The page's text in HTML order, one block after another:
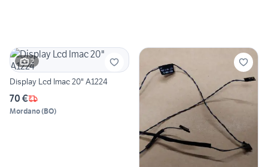
2
Display Lcd Imac 20" A1224
70 €
Mordano(BO)